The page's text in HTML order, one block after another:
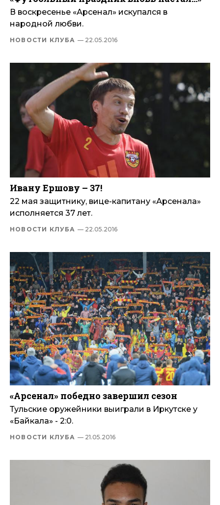
В воскресенье «Арсенал» искупался в
народной любви.
НОВОСТИ КЛУБА — 22.05.2016
Ивану Ершову – 37!
22 мая защитнику, вице-капитану «Арсенала»
исполняется 37 лет.
НОВОСТИ КЛУБА — 22.05.2016
«Арсенал» победно завершил сезон
Тульские оружейники выиграли в Иркутске у
«Байкала» - 2:0.
НОВОСТИ КЛУБА — 21.05.2016